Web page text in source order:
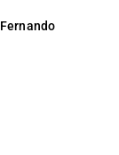
Fernando